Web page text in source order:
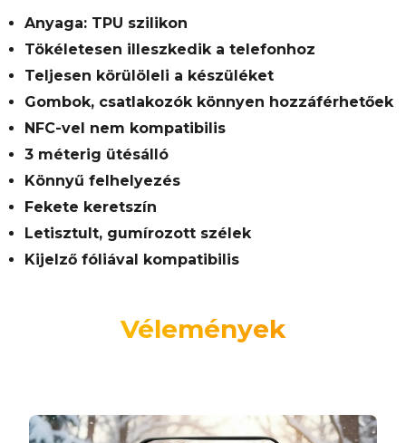
Anyaga: TPU szilikon
Tökéletesen illeszkedik a telefonhoz
Teljesen körülöleli a készüléket
Gombok, csatlakozók könnyen hozzáférhetőek
NFC-vel nem kompatibilis
3 méterig ütésálló
Könnyű felhelyezés
Fekete keretszín
Letisztult, gumírozott szélek
Kijelző fóliával kompatibilis
Vélemények